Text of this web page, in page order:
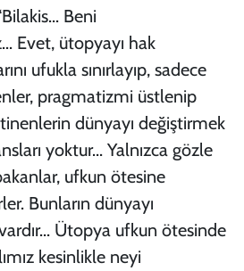
Beni
Evet, ütopyayı hak
ufukla sınırlayıp, sadece
pragmatizmi üstlenip
dünyayı değiştirmek
yoktur... Yalnızca gözle
ufkun ötesine
Bunların dünyayı
Ütopya ufkun ötesinde
kesinlikle neyi